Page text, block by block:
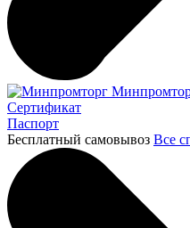
Сертификат
Паспорт
Бесплатный самовывоз Все